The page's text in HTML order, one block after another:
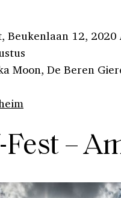
Beukenlaan 12,
Moon, De Beren
Fest –